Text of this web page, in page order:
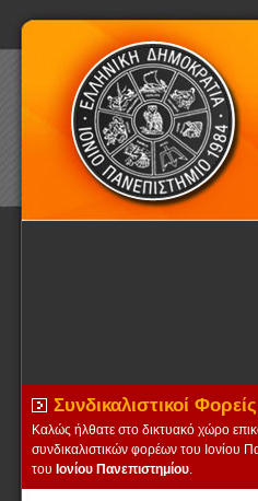
Συνδικαλιστικοί Φορείς
Καλώς ήλθατε στο δικτυακό χώρο
συνδικαλιστικών φορέων του Ιονίου
του Ιονίου Πανεπιστημίου.